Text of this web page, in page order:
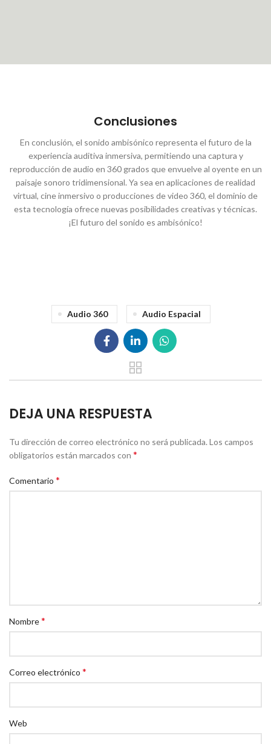
Conclusiones
En conclusión, el sonido ambisónico representa el futuro de la
experiencia auditiva inmersiva, permitiendo una captura y
reproducción de audio en 360 grados que envuelve al oyente en un
paisaje sonoro tridimensional. Ya sea en aplicaciones de realidad
virtual, cine inmersivo o producciones de video 360, el dominio de
esta tecnología ofrece nuevas posibilidades creativas y técnicas.
¡El futuro del sonido es ambisónico!
Audio 360 Audio Espacial
DEJA UNA RESPUESTA
Tu dirección de correo electrónico no será publicada. Los campos
obligatorios están marcados con *
Comentario *
Nombre*
Correo electrónico *
Web